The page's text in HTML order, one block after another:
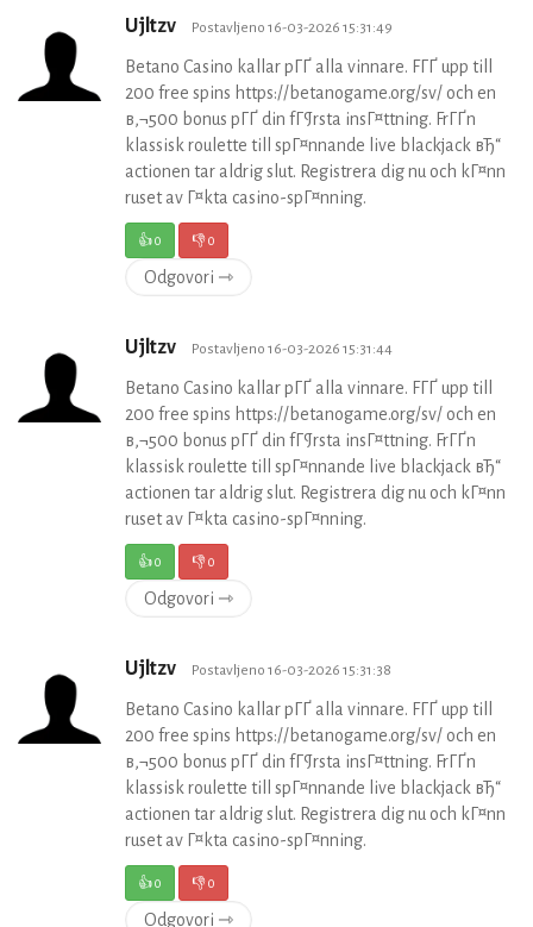
Ujltzv Postavljeno 16-03-2026 15:31:49
Betano Casino kallar pГҐ alla vinnare. FГҐ upp till
200 free spins https://betanogame.org/sv/ och en
в‚¬500 bonus pГҐ din fГ¶rsta insГ¤ttning. FrГҐn
klassisk roulette till spГ¤nnande live blackjack вЂ“
actionen tar aldrig slut. Registrera dig nu och kГ¤nn
ruset av Г¤kta casino-spГ¤nning.
👍0 👎0
Odgovori ⇾
Ujltzv Postavljeno 16-03-2026 15:31:44
Betano Casino kallar pГҐ alla vinnare. FГҐ upp till
200 free spins https://betanogame.org/sv/ och en
в‚¬500 bonus pГҐ din fГ¶rsta insГ¤ttning. FrГҐn
klassisk roulette till spГ¤nnande live blackjack вЂ“
actionen tar aldrig slut. Registrera dig nu och kГ¤nn
ruset av Г¤kta casino-spГ¤nning.
👍0 👎0
Odgovori ⇾
Ujltzv Postavljeno 16-03-2026 15:31:38
Betano Casino kallar pГҐ alla vinnare. FГҐ upp till
200 free spins https://betanogame.org/sv/ och en
в‚¬500 bonus pГҐ din fГ¶rsta insГ¤ttning. FrГҐn
klassisk roulette till spГ¤nnande live blackjack вЂ“
actionen tar aldrig slut. Registrera dig nu och kГ¤nn
ruset av Г¤kta casino-spГ¤nning.
👍0 👎0
Odgovori ⇾